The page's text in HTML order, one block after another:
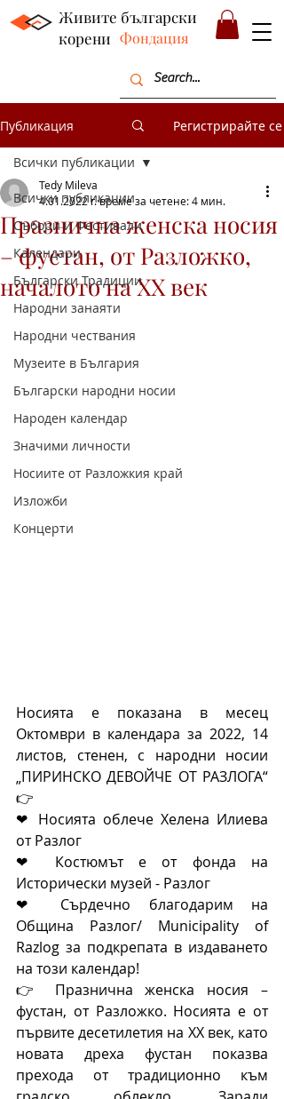
Живите български
корени Фондация
Публикация Регистрирайте се
Всички публикации
Събори и Фестивали
Календари
Български Традиции
Народни занаяти
Народни чествания
Музеите в България
Български народни носии
Народен календар
Значими личности
Носиите от Разложкия край
Изложби
Концерти
Всички публикации
Празнична женска носия
– фустан, от Разложко,
нача­лото на XX век
Tedy Mileva
4.01.2022 г.време за четене: 4 мин.
Носията е показана в месец
Октомври в календара за 2022, 14
листов, стенен, с народни носии
„ПИРИНСКО ДЕВОЙЧЕ ОТ РАЗЛОГА“
👉
❤ Носията облече Хелена Илиева
от Разлог
❤ Костюмът е от фонда на
Исторически музей - Разлог
❤ Сърдечно благодарим на
Община Разлог/ Municipality of
Razlog за подкрепата в издаването
на този календар!
👉 Празнична женска носия –
фустан, от Разложко. Носията е от
първите десетилетия на ХХ век, като
новата дреха фустан показва
прехода от традиционно към